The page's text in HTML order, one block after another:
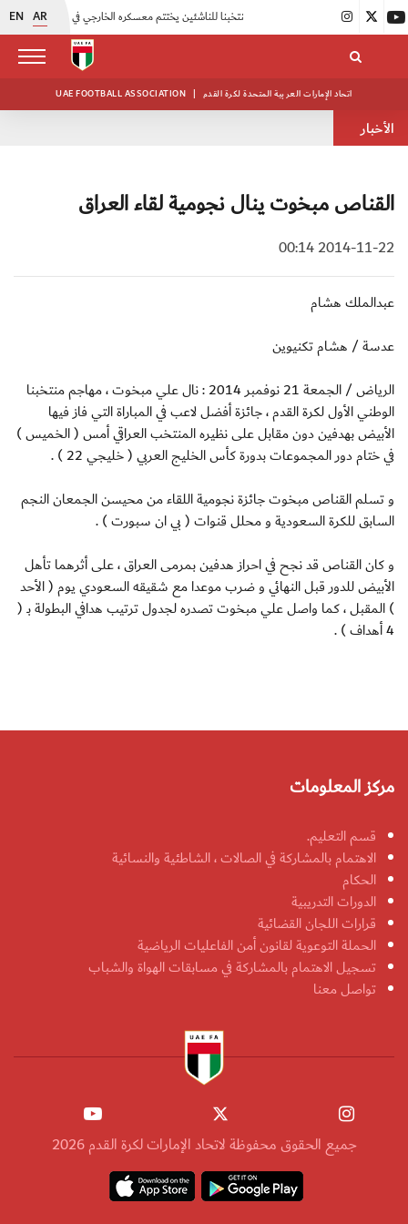
EN AR
اتحاد الكرة يُنظم ورشة عمل للمراقبين المعتمدين |
UAE FOOTBALL ASSOCIATION | اتحاد الإمارات العربية المتحدة لكرة القدم
الأخبار
القناص مبخوت ينال نجومية لقاء العراق
2014-11-22 00:14
عبدالملك هشام
عدسة / هشام تكنيوين
الرياض / الجمعة 21 نوفمبر 2014 : نال علي مبخوت ، مهاجم منتخبنا
الوطني الأول لكرة القدم ، جائزة أفضل لاعب في المباراة التي فاز فيها
الأبيض بهدفين دون مقابل على نظيره المنتخب العراقي أمس ( الخميس )
في ختام دور المجموعات بدورة كأس الخليج العربي ( خليجي 22 ) .
و تسلم القناص مبخوت جائزة نجومية اللقاء من محيسن الجمعان النجم
السابق للكرة السعودية و محلل قنوات ( بي ان سبورت ) .
و كان القناص قد نجح في احراز هدفين بمرمى العراق ، على أثرهما تأهل
الأبيض للدور قبل النهائي و ضرب موعدا مع شقيقه السعودي يوم ( الأحد
) المقبل ، كما واصل علي مبخوت تصدره لجدول ترتيب هدافي البطولة بـ (
4 أهداف ) .
مركز المعلومات
قسم التعليم.
الاهتمام بالمشاركة في الصالات ، الشاطئية والنسائية
الحكام
الدورات التدريبية
قرارات اللجان القضائية
الحملة التوعوية لقانون أمن الفاعليات الرياضية
تسجيل الاهتمام بالمشاركة في مسابقات الهواة والشباب
تواصل معنا
جميع الحقوق محفوظة لاتحاد الإمارات لكرة القدم 2026